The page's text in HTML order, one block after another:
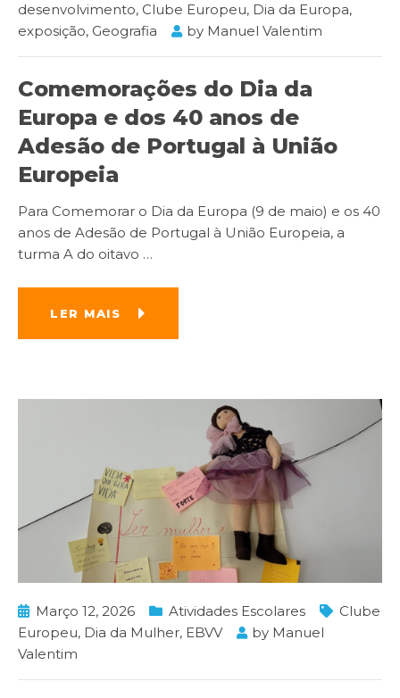
desenvolvimento, Clube Europeu, Dia da Europa,
exposição, Geografia by Manuel Valentim
Comemorações do Dia da
Europa e dos 40 anos de
Adesão de Portugal à União
Europeia
Para Comemorar o Dia da Europa (9 de maio) e os 40
anos de Adesão de Portugal à União Europeia, a
turma A do oitavo …
LER MAIS
Março 12, 2026 Atividades Escolares
Clube
Europeu, Dia da Mulher, EBVV by Manuel
Valentim